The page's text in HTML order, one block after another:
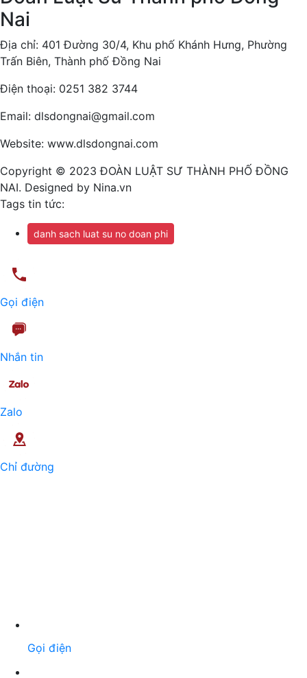
Nai
Địa chỉ: 401 Đường 30/4, Khu phố Khánh Hưng, Phường
Trấn Biên, Thành phố Đồng Nai
Điện thoại: 0251 382 3744
Email: dlsdongnai@gmail.com
Website: www.dlsdongnai.com
Copyright © 2023 ĐOÀN LUẬT SƯ THÀNH PHỐ ĐỒNG
NAI. Designed by Nina.vn
Tags tin tức:
danh sach luat su no doan phi
Gọi điện
Nhắn tin
Zalo
Chỉ đường
Gọi điện